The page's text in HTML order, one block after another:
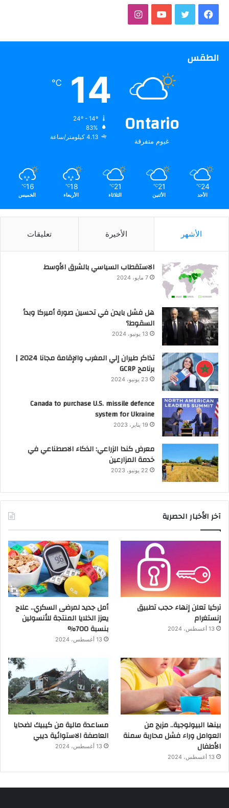
فيسبوك تويتر يوتيوبانستقرام
الطقس
Ontario
غيوم متفرقة
14
℃
83%
4.13 كيلومتر/ساعة
24
℃
الأحد
21
℃
الأثنين
21
℃
الثلاثاء
18
℃
الأربعاء
16
℃
الخميس
الأشهر الأخيرة تعليقات
الاستقطاب السياسي بالشرق الأوسط
7 مايو، 2024
هل فشل بايدن في تحسين صورة أميركا وبدأ
السقوط؟
13 يونيو، 2024
تذاكر طيران إلي المغرب والإقامة مجانا 2024 |
برنامج GCRP
23 يونيو، 2024
Canada to purchase U.S. missile defence
system for Ukraine
19 يناير، 2023
معرض كندا الزراعي: الذكاء الاصطناعي في
خدمة المزارعين
22 يونيو، 2023
آخر الأخبار الحصرية
تركيا تعلن إنهاء حجب تطبيق
إنستغرام
13 أغسطس، 2024
أمل جديد لمرضى السكري.. علاج
يعزز الخلايا المنتجة للأنسولين
بنسبة 700%
13 أغسطس، 2024
بينها البيولوجية.. مزيج من
العوامل وراء فشل محاربة سمنة
الأطفال
13 أغسطس، 2024
مساعدة مالية من كيبيك لضحايا
العاصفة الاستوائية ديبي
13 أغسطس، 2024